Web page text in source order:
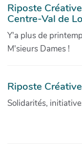
Riposte
Centre-Val de
Y'a plus de
M'sieurs Dames !
Riposte
Solidarités,